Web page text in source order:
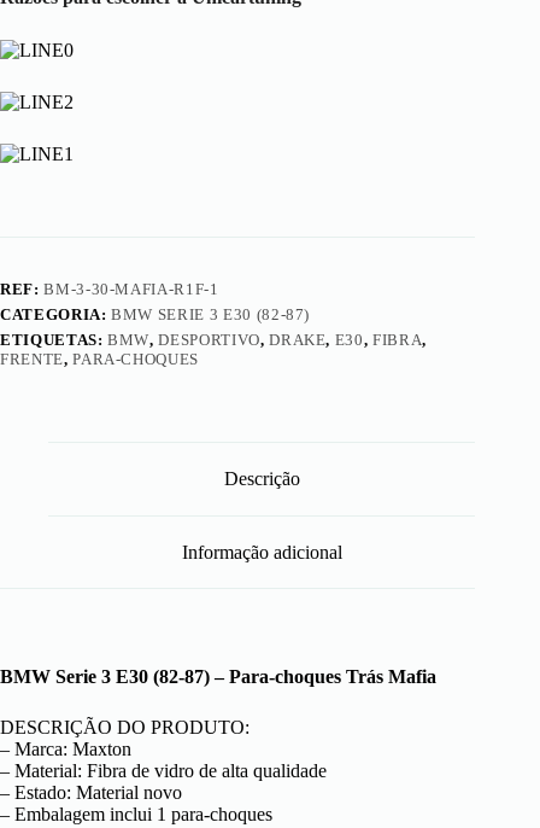
E30
(82-
-
choques
Trás
REF:BM-3-30-MAFIA-R1F-1
CATEGORIA:BMW SERIE 3 E30 (82-87)
ETIQUETAS:BMW,DESPORTIVO,DRAKE, E30,FIBRA,
FRENTE,PARA-CHOQUES
Descrição
Informação adicional
BMW Serie 3 E30 (82-87) – Para-choques Trás Mafia
DESCRIÇÃO DO PRODUTO:
– Marca: Maxton
– Material: Fibra de vidro de alta qualidade
– Estado: Material novo
– Embalagem inclui 1 para-choques